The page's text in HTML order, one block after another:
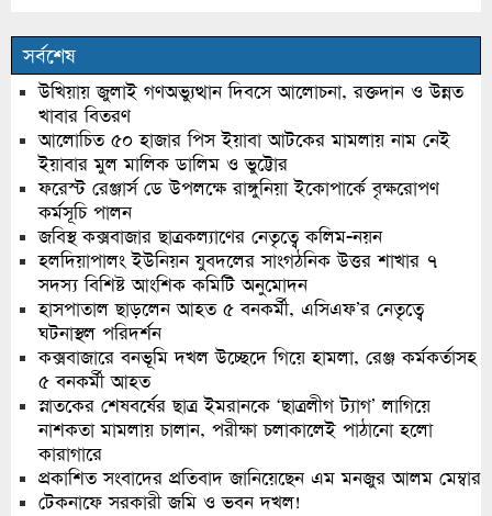
সর্বশেষ
উখিয়ায় জুলাই গণঅভ্যুত্থান দিবসে আলোচনা, রক্তদান ও উন্নত
খাবার বিতরণ
আলোচিত ৫০ হাজার পিস ইয়াবা আটকের মামলায় নাম নেই
ইয়াবার মুল মালিক ডালিম ও ভুট্টোর
ফরেস্ট রেঞ্জার্স ডে উপলক্ষে রাঙ্গুনিয়া ইকোপার্কে বৃক্ষরোপণ
কর্মসূচি পালন
জবিস্থ কক্সবাজার ছাত্রকল্যাণের নেতৃত্বে কলিম-নয়ন
হলদিয়াপালং ইউনিয়ন যুবদলের সাংগঠনিক উত্তর শাখার ৭
সদস্য বিশিষ্ট আংশিক কমিটি অনুমোদন
হাসপাতাল ছাড়লেন আহত ৫ বনকর্মী, এসিএফ’র নেতৃত্বে
ঘটনাস্থল পরিদর্শন
কক্সবাজারে বনভূমি দখল উচ্ছেদে গিয়ে হামলা, রেঞ্জ কর্মকর্তাসহ
৫ বনকর্মী আহত
স্নাতকের শেষবর্ষের ছাত্র ইমরানকে ‘ছাত্রলীগ ট্যাগ’ লাগিয়ে
নাশকতা মামলায় চালান, পরীক্ষা চলাকালেই পাঠানো হলো
কারাগারে
প্রকাশিত সংবাদের প্রতিবাদ জানিয়েছেন এম মনজুর আলম মেম্বার
টেকনাফে সরকারী জমি ও ভবন দখল!